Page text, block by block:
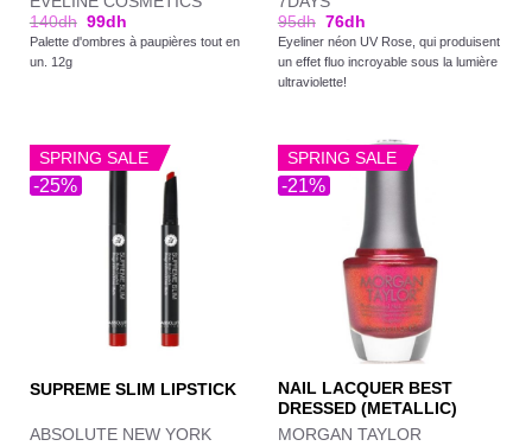
140dh 99dh
Palette d'ombres à paupières tout en
un. 12g
95dh 76dh
Eyeliner néon UV Rose, qui produisent
un effet fluo incroyable sous la lumière
ultraviolette!
-25%
SPRING SALE
SUPREME SLIM LIPSTICK
ABSOLUTE NEW YORK
-21%
SPRING SALE
NAIL LACQUER BEST
DRESSED (METALLIC)
MORGAN TAYLOR